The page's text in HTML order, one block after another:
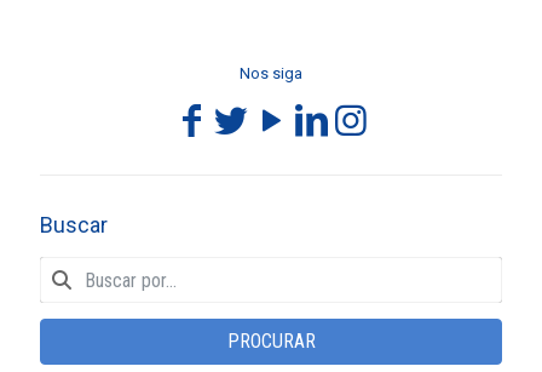
Nos siga
Buscar
PROCURAR